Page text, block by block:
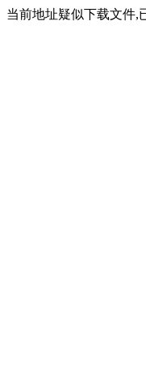
当前地址疑似下载文件,